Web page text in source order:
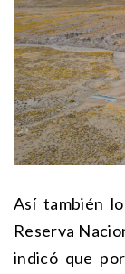
Así también
Reserva
indicó que